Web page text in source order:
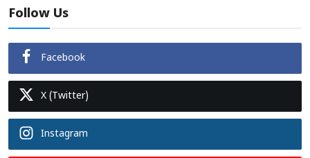
Follow Us
Facebook
X (Twitter)
Instagram